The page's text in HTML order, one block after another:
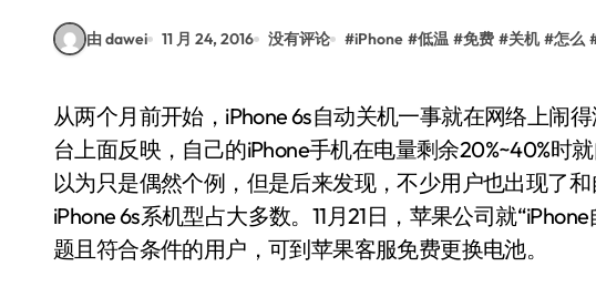
由 dawei 11 月 24, 2016 没有评论 #iPhone #低温 #免费 #关机 #怎么
从两个月前开始，iPhone 6s自动关机一事就在网络上闹得沸沸扬扬，不少网友在微博、微信等平
台上面反映，自己的iPhone手机在电量剩余20%~40%时
以为只是偶然个例，但是后来发现，不少用户也出现了和
iPhone 6s系机型占大多数。11月21日，苹果公司就
题且符合条件的用户，可到苹果客服免费更换电池。